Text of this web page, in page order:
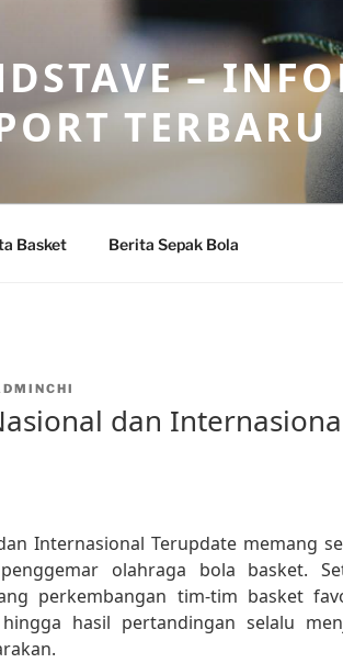
–
Basket Berita Sepak Bola
dan
Internasional Terupdate memang
olahraga bola basket.
perkembangan tim-tim basket
hasil pertandingan selalu